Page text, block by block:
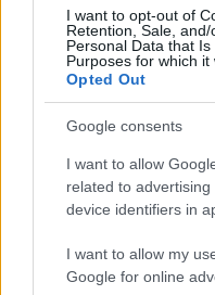
I want to opt-out of
Retention, Sale,
Personal Data that
Purposes for which it
Opted Out
Google consents
I want to allow
related to
device identifiers in
I want to allow my
Google for online